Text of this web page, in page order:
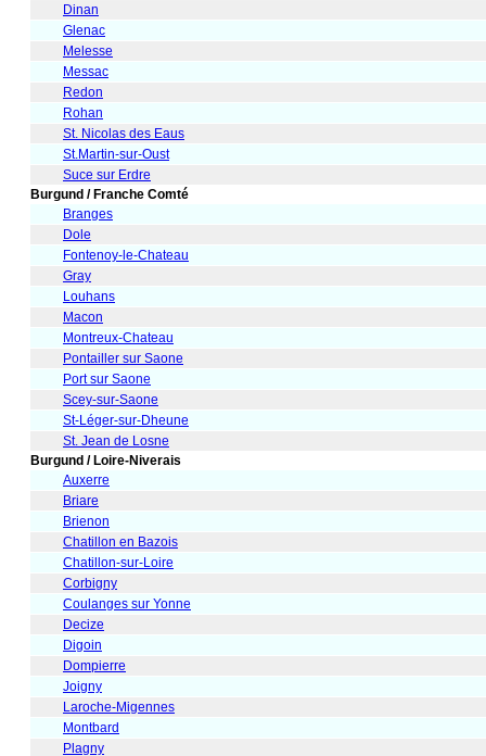
Dinan
Glenac
Melesse
Messac
Redon
Rohan
St. Nicolas des Eaus
St.Martin-sur-Oust
Suce sur Erdre
Burgund / Franche Comté
Branges
Dole
Fontenoy-le-Chateau
Gray
Louhans
Macon
Montreux-Chateau
Pontailler sur Saone
Port sur Saone
Scey-sur-Saone
St-Léger-sur-Dheune
St. Jean de Losne
Burgund / Loire-Niverais
Auxerre
Briare
Brienon
Chatillon en Bazois
Chatillon-sur-Loire
Corbigny
Coulanges sur Yonne
Decize
Digoin
Dompierre
Joigny
Laroche-Migennes
Montbard
Plagny